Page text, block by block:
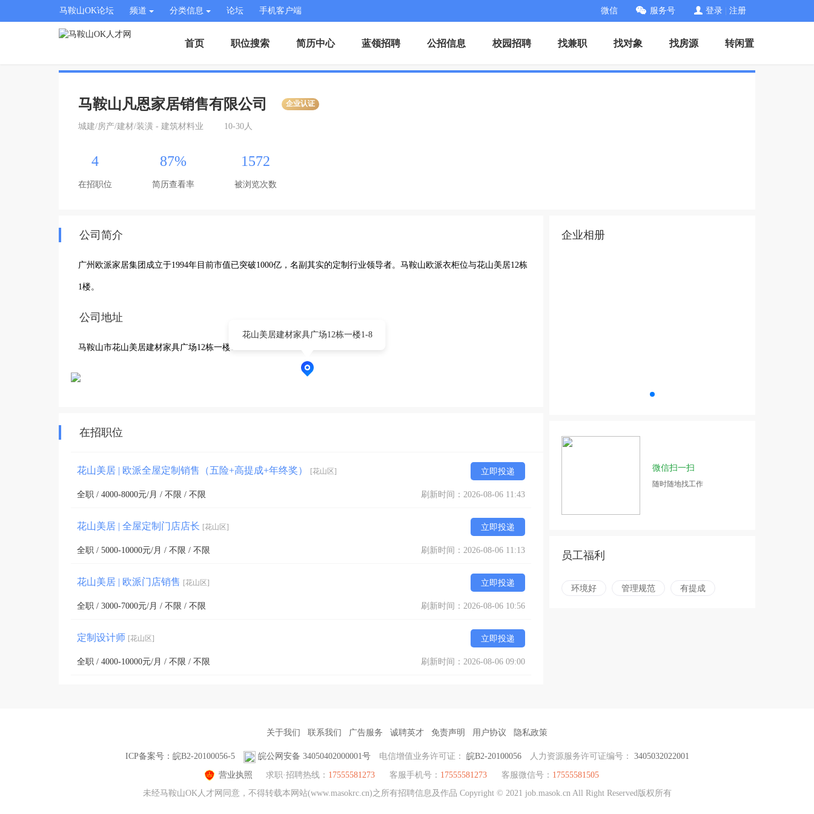
马鞍山OK论坛 频道 分类信息 论坛 手机客户端 微信 服务号 登录 注册
首页 职位搜索 简历中心 蓝领招聘 公招信息 校园招聘 找兼职 找对象 找房源 转闲置
马鞍山凡恩家居销售有限公司 企业认证
城建/房产/建材/装潢 - 建筑材料业 10-30人
4
在招职位
87%
简历查看率
1572
被浏览次数
公司简介
广州欧派家居集团成立于1994年目前市值已突破1000亿，名副其实的定制行业领导者。马鞍山欧派衣柜位与花山美居12栋
1楼。
公司地址
马鞍山市花山美居建材家具广场12栋一楼1-8
花山美居建材家具广场12栋一楼1-8
在招职位
花山美居 | 欧派全屋定制销售（五险+高提成+年终奖） [花山区] 立即投递
全职 / 4000-8000元/月 / 不限 / 不限 刷新时间：2026-08-06 11:43
花山美居 | 全屋定制门店店长 [花山区] 立即投递
全职 / 5000-10000元/月 / 不限 / 不限 刷新时间：2026-08-06 11:13
花山美居 | 欧派门店销售 [花山区] 立即投递
全职 / 3000-7000元/月 / 不限 / 不限 刷新时间：2026-08-06 10:56
定制设计师 [花山区] 立即投递
全职 / 4000-10000元/月 / 不限 / 不限 刷新时间：2026-08-06 09:00
企业相册
微信扫一扫
随时随地找工作
员工福利
环境好 管理规范 有提成
关于我们 联系我们 广告服务 诚聘英才 免责声明 用户协议 隐私政策
ICP备案号：皖B2-20100056-5 皖公网安备 34050402000001号 电信增值业务许可证： 皖B2-20100056 人力资源服务许可证编号： 3405032022001
营业执照 求职·招聘热线： 17555581273 客服手机号： 17555581273 客服微信号： 17555581505
未经马鞍山OK人才网同意，不得转载本网站(www.masokrc.cn)之所有招聘信息及作品 Copyright © 2021 job.masok.cn All Right Reserved版权所有